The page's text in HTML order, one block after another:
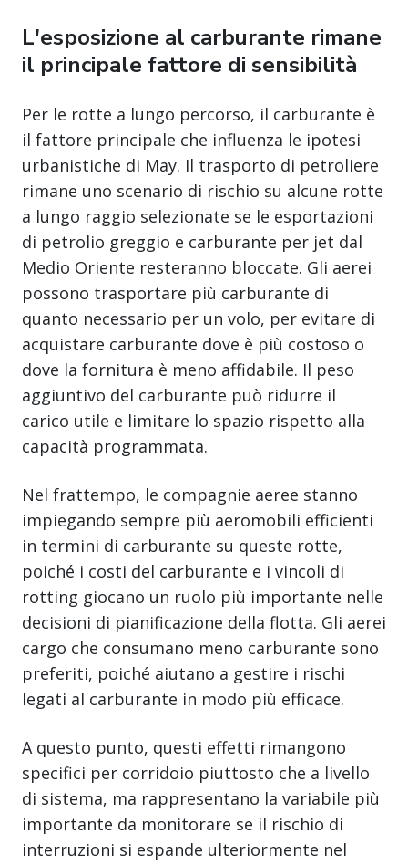
L'esposizione al carburante rimane
il principale fattore di sensibilità
Per le rotte a lungo percorso, il carburante è
il fattore principale che influenza le ipotesi
urbanistiche di May. Il trasporto di petroliere
rimane uno scenario di rischio su alcune rotte
a lungo raggio selezionate se le esportazioni
di petrolio greggio e carburante per jet dal
Medio Oriente resteranno bloccate. Gli aerei
possono trasportare più carburante di
quanto necessario per un volo, per evitare di
acquistare carburante dove è più costoso o
dove la fornitura è meno affidabile. Il peso
aggiuntivo del carburante può ridurre il
carico utile e limitare lo spazio rispetto alla
capacità programmata.
Nel frattempo, le compagnie aeree stanno
impiegando sempre più aeromobili efficienti
in termini di carburante su queste rotte,
poiché i costi del carburante e i vincoli di
rotting giocano un ruolo più importante nelle
decisioni di pianificazione della flotta. Gli aerei
cargo che consumano meno carburante sono
preferiti, poiché aiutano a gestire i rischi
legati al carburante in modo più efficace.
A questo punto, questi effetti rimangono
specifici per corridoio piuttosto che a livello
di sistema, ma rappresentano la variabile più
importante da monitorare se il rischio di
interruzioni si espande ulteriormente nel